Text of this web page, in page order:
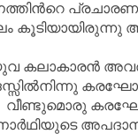
പ്രചാരണ
കൂടിയായിരുന്നു
കലാകാരന്‍
വീണ്ടുമൊരു